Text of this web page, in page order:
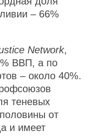
– 66%
Network,
ВВП, а по
– около 40%.
теневых
от
и имеет